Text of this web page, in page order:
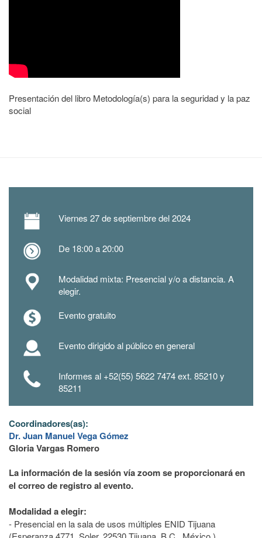
Presentación del libro Metodología(s) para la seguridad y la paz
social
Viernes 27 de septiembre del 2024
De 18:00 a 20:00
Modalidad mixta: Presencial y/o a distancia. A
elegir.
Evento gratuito
Evento dirigido al público en general
Informes al +52(55) 5622 7474 ext. 85210 y
85211
Coordinadores(as):
Dr. Juan Manuel Vega Gómez
Gloria Vargas Romero
La información de la sesión vía zoom se proporcionará en
el correo de registro al evento.
Modalidad a elegir:
- Presencial en la sala de usos múltiples ENID Tijuana